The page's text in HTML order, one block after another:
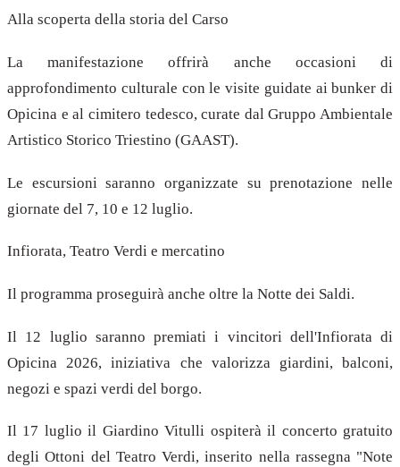
Alla scoperta della storia del Carso
La manifestazione offrirà anche occasioni di
approfondimento culturale con le visite guidate ai bunker di
Opicina e al cimitero tedesco, curate dal Gruppo Ambientale
Artistico Storico Triestino (GAAST).
Le escursioni saranno organizzate su prenotazione nelle
giornate del 7, 10 e 12 luglio.
Infiorata, Teatro Verdi e mercatino
Il programma proseguirà anche oltre la Notte dei Saldi.
Il 12 luglio saranno premiati i vincitori dell'Infiorata di
Opicina 2026, iniziativa che valorizza giardini, balconi,
negozi e spazi verdi del borgo.
Il 17 luglio il Giardino Vitulli ospiterà il concerto gratuito
degli Ottoni del Teatro Verdi, inserito nella rassegna "Note